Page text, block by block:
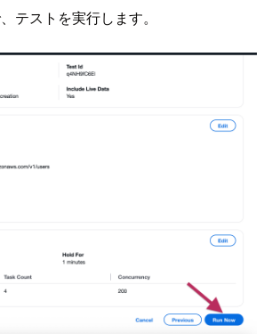
テストを実行します。